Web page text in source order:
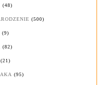
(48)
(500)
(9)
(82)
(21)
(95)